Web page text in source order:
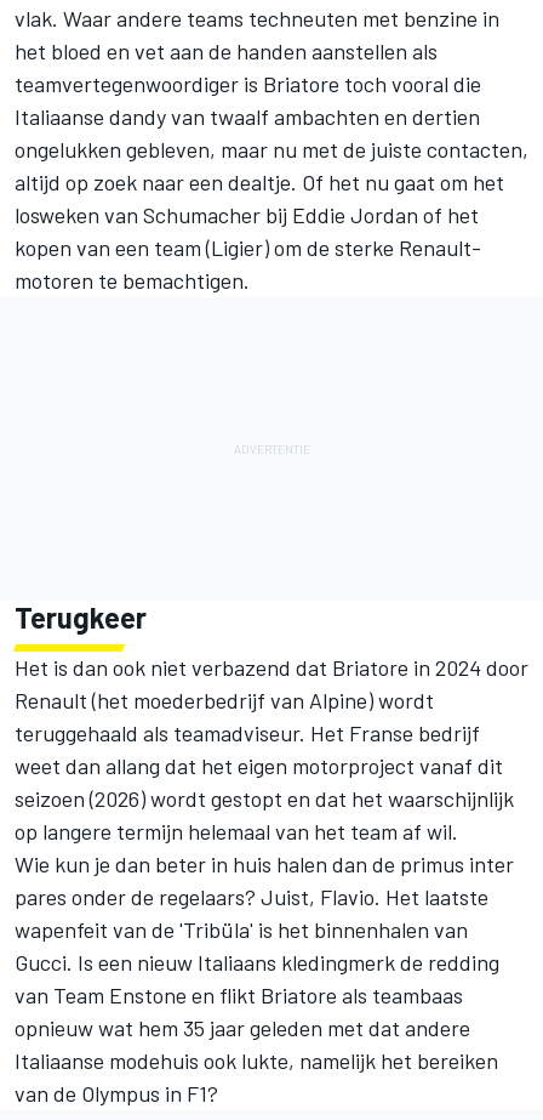
vlak. Waar andere teams techneuten met benzine in
het bloed en vet aan de handen aanstellen als
teamvertegenwoordiger is Briatore toch vooral die
Italiaanse dandy van twaalf ambachten en dertien
ongelukken gebleven, maar nu met de juiste contacten,
altijd op zoek naar een dealtje. Of het nu gaat om het
losweken van Schumacher bij Eddie Jordan of het
kopen van een team (Ligier) om de sterke Renault-
motoren te bemachtigen.
Terugkeer
Het is dan ook niet verbazend dat Briatore in 2024 door
Renault (het moederbedrijf van Alpine) wordt
teruggehaald als teamadviseur. Het Franse bedrijf
weet dan allang dat het eigen motorproject vanaf dit
seizoen (2026) wordt gestopt en dat het waarschijnlijk
op langere termijn helemaal van het team af wil.
Wie kun je dan beter in huis halen dan de primus inter
pares onder de regelaars? Juist, Flavio. Het laatste
wapenfeit van de 'Tribüla' is het binnenhalen van
Gucci. Is een nieuw Italiaans kledingmerk de redding
van Team Enstone en flikt Briatore als teambaas
opnieuw wat hem 35 jaar geleden met dat andere
Italiaanse modehuis ook lukte, namelijk het bereiken
van de Olympus in F1?